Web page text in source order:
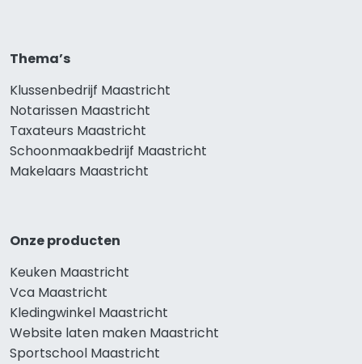
Thema’s
Klussenbedrijf Maastricht
Notarissen Maastricht
Taxateurs Maastricht
Schoonmaakbedrijf Maastricht
Makelaars Maastricht
Onze producten
Keuken Maastricht
Vca Maastricht
Kledingwinkel Maastricht
Website laten maken Maastricht
Sportschool Maastricht